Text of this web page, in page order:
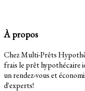
À propos
Chez Multi-Prêts
frais le prêt hypothécaire
un rendez-vous et
d'experts!